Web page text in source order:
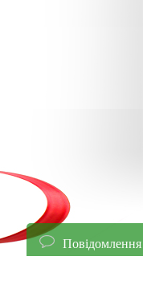
Повідомлення